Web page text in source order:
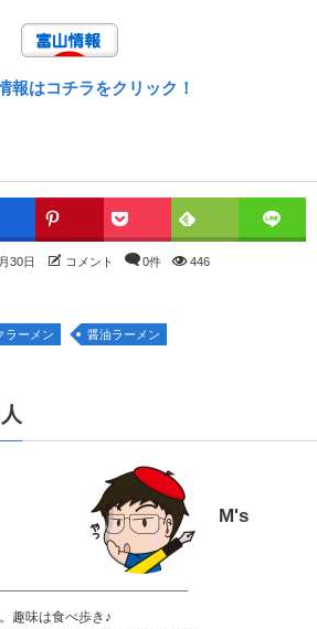
報はコチラをクリック！
30日 コメント 0件 446
ラーメン 醤油ラーメン
M's
趣味は食べ歩き♪